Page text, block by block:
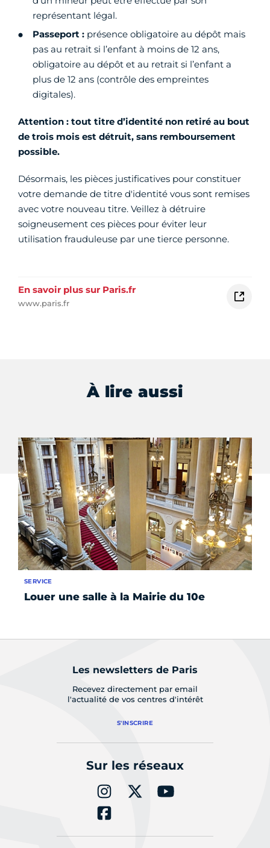
représentant légal.
Passeport : présence obligatoire au dépôt mais
pas au retrait si l’enfant à moins de 12 ans,
obligatoire au dépôt et au retrait si l’enfant a
plus de 12 ans (contrôle des empreintes
digitales).
Attention : tout titre d’identité non retiré au bout
de trois mois est détruit, sans remboursement
possible.
Désormais, les pièces justificatives pour constituer
votre demande de titre d'identité vous sont remises
avec votre nouveau titre. Veillez à détruire
soigneusement ces pièces pour éviter leur
utilisation frauduleuse par une tierce personne.
En savoir plus sur Paris.fr
www.paris.fr
À lire aussi
Louer une salle à la Mairie du 10e
SERVICE
Les newsletters de Paris
Recevez directement par email
l'actualité de vos centres d'intérêt
S'INSCRIRE
Sur les réseaux